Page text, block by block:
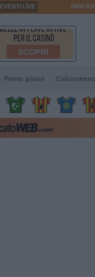
EVENTI LIVE TMW
Primo piano